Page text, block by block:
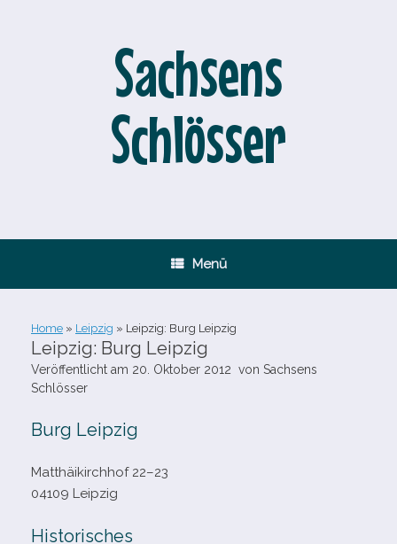
Sachsens
Schlösser
Menü
Home » Leipzig » Leipzig: Burg Leipzig
Leipzig: Burg Leipzig
Veröffentlicht am 20. Oktober 2012 von Sachsens
Schlösser
Burg Leipzig
Matthäikirchhof 22–23
04109 Leipzig
Historisches